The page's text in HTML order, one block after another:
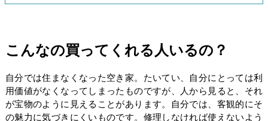
こんなの買ってくれる人いるの？
自分では住まなくなった空き家。たいてい、自分にとっては利
用価値がなくなってしまったものですが、人から見ると、それ
が宝物のように見えることがあります。自分では、客観的にそ
の魅力に気づきにくいものです。修理しなければ使えないよう